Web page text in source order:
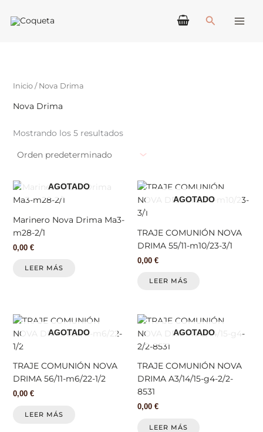
Buscar
Inicio/ Nova Drima
Nova Drima
Mostrando los 5 resultados
AGOTADO
Marinero Nova Drima Ma3-
m28-2/1
0,00 €
LEER MÁS
AGOTADO
TRAJE COMUNIÓN NOVA
DRIMA 55/11-m10/23-3/1
0,00 €
LEER MÁS
AGOTADO
TRAJE COMUNIÓN NOVA
DRIMA 56/11-m6/22-1/2
0,00 €
LEER MÁS
AGOTADO
TRAJE COMUNIÓN NOVA
DRIMA A3/14/15-g4-2/2-
8531
0,00 €
LEER MÁS